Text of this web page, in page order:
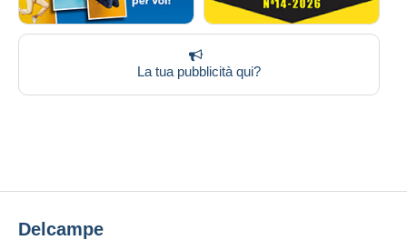
La tua pubblicità qui?
Delcampe